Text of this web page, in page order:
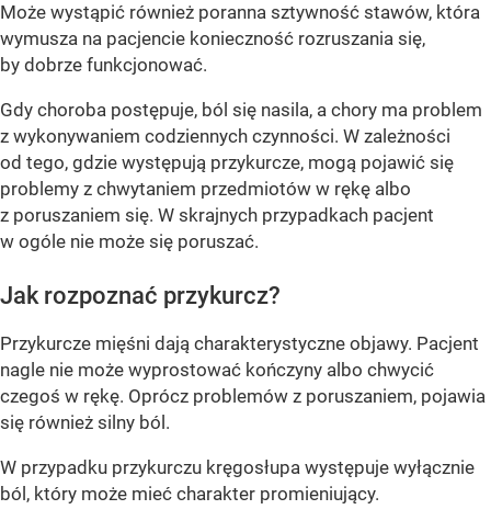
Może wystąpić również poranna sztywność stawów, która
wymusza na pacjencie konieczność rozruszania się,
by dobrze funkcjonować.
Gdy choroba postępuje, ból się nasila, a chory ma problem
z wykonywaniem codziennych czynności. W zależności
od tego, gdzie występują przykurcze, mogą pojawić się
problemy z chwytaniem przedmiotów w rękę albo
z poruszaniem się. W skrajnych przypadkach pacjent
w ogóle nie może się poruszać.
Jak rozpoznać przykurcz?
Przykurcze mięśni dają charakterystyczne objawy. Pacjent
nagle nie może wyprostować kończyny albo chwycić
czegoś w rękę. Oprócz problemów z poruszaniem, pojawia
się również silny ból.
W przypadku przykurczu kręgosłupa występuje wyłącznie
ból, który może mieć charakter promieniujący.